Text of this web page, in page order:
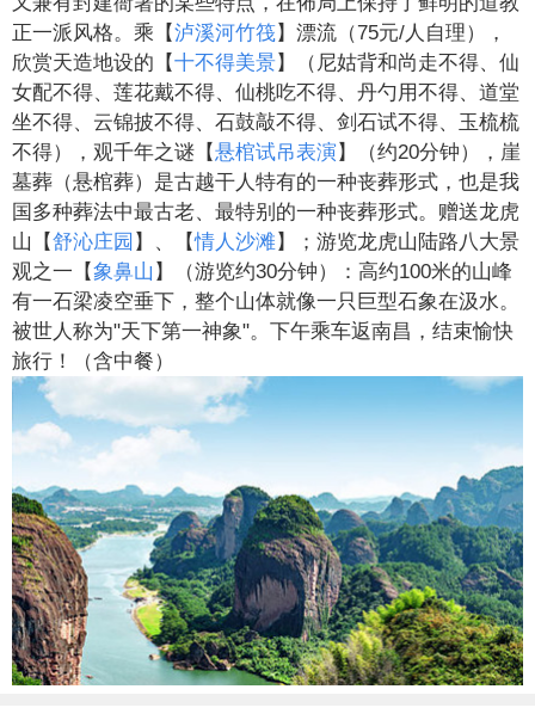
正一派风格。乘【泸溪河竹筏】漂流（75元/人自理），
欣赏天造地设的【十不得美景】（尼姑背和尚走不得、仙
女配不得、莲花戴不得、仙桃吃不得、丹勺用不得、道堂
坐不得、云锦披不得、石鼓敲不得、剑石试不得、玉梳梳
不得），观千年之谜【悬棺试吊表演 】（约20分钟），崖
墓葬（悬棺葬）是古越干人特有的一种丧葬形式，也是我
国多种葬法中最古老、最特别的一种丧葬形式。赠送龙虎
山【舒沁庄园 】、【情人沙滩 】；游览龙虎山陆路八大景
观之一【象鼻山 】（游览约30分钟）：高约100米的山峰
有一石梁凌空垂下，整个山体就像一只巨型石象在汲水。
被世人称为"天下第一神象"。下午乘车返南昌，结束愉快
旅行！（含中餐）